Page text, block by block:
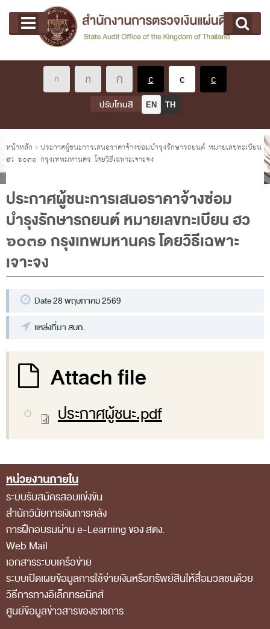
Main menu
หน้าแรก
เกี่ยวกับ คตง.
นโยบายการตรวจเงินแผ่นดิน
หลักเกณฑ์มาตรฐานเกี่ยวกับการตรวจเงินแผ่นดิน
ผู้ว่าการตรวจเงินแผ่นดิน
การบริหารและพัฒนาทรัพยากรบุคคล
ประวัติสำนักงานการตรวจเงินแผ่นดิน
พรป. ว่าด้วยการตรวจเงินแผ่นดิน พ.ศ. 2561
แผนปฏิบัติราชการ ระยะ 5 ปี (พ.ศ. 2566 - 2570)
พระราชดำรัส รัชกาลที่ 9
ผู้บริหารสำนักงานการตรวจเงินแผ่นดิน
ผู้ตรวจเงินแผ่นดิน (สตภ.1-15)
ผู้ช่วยผู้ว่าการตรวจเงินแผ่นดิน
ที่ปรึกษาประจำสำนักงาน
หน้าที่และอำนาจ และการแบ่งส่วนราชการ
หน้าที่และอำนาจ
โครงสร้างหน่วยงาน
ภาพรวม
ส่วนกลาง
ส่วนภูมิภาค
คณะกรรมการตรวจสอบของสำนักงานการตรวจเงิน
แผ่นดิน
ปรับโทนสี EN TH
คุณอยู่ที่
หน้าหลัก › ประกาศผู้ชนะการเสนอราคาจ้างซ่อมบำรุงรักษารถยนต์ หมายเลขทะเบียน
ฮว ๖๐๓๑ กรุงเทพมหานคร โดยวิธีเฉพาะเจาะจง
ประกาศผู้ชนะการเสนอราคาจ้างซ่อม
บำรุงรักษารถยนต์ หมายเลขทะเบียน ฮว
๖๐๓๑ กรุงเทพมหานคร โดยวิธีเฉพาะ
เจาะจง
Date28 พฤษภาคม 2569
แหล่งที่มาสบก.
Attach file
ประกาศผู้ชนะ.pdf
Footer Menu
หน่วยงานภายใน
ระบบรับสมัครสอบแข่งขัน
สำนักวินัยการเงินการคลัง
การฝึกอบรมผ่าน e-Learning ของ สตง.
Web Mail
เอกสารระบบเครือข่าย
ระบบเปิดเผยข้อมูลการใช้จ่ายเงินหรือทรัพย์สินให้สื่อมวลชนด้วย
วิธีการทางอิเล็กทรอนิกส์
ศูนย์ข้อมูลข่าวสารของราชการ